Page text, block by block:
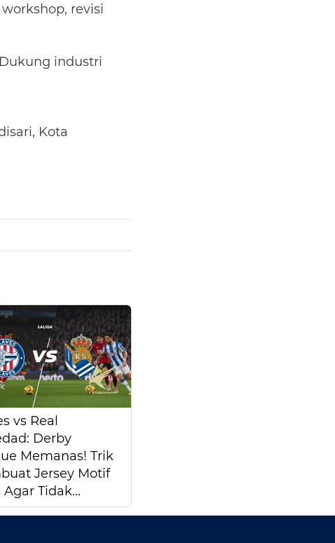
revisi
industri
Kota
vs Real
Derby
Memanas! Trik
Jersey Motif
Agar Tidak...